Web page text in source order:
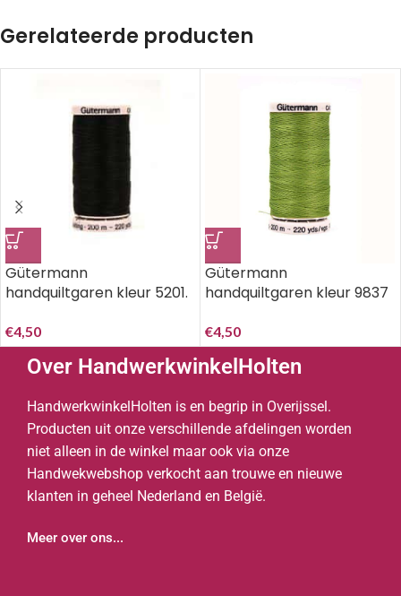
Gerelateerde producten
Gütermann
handquiltgaren kleur 5201.
€4,50
Gütermann
handquiltgaren kleur 9837
€4,50
Over HandwerkwinkelHolten
HandwerkwinkelHolten is en begrip in Overijssel.
Producten uit onze verschillende afdelingen worden
niet alleen in de winkel maar ook via onze
Handwekwebshop verkocht aan trouwe en nieuwe
klanten in geheel Nederland en België.
Meer over ons...